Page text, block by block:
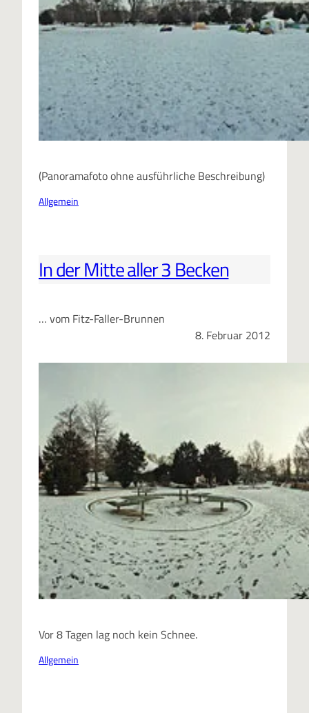
(Panoramafoto ohne ausführliche Beschreibung)
Allgemein
In der Mitte aller 3 Becken
… vom Fitz-Faller-Brunnen
8. Februar 2012
Vor 8 Tagen lag noch kein Schnee.
Allgemein